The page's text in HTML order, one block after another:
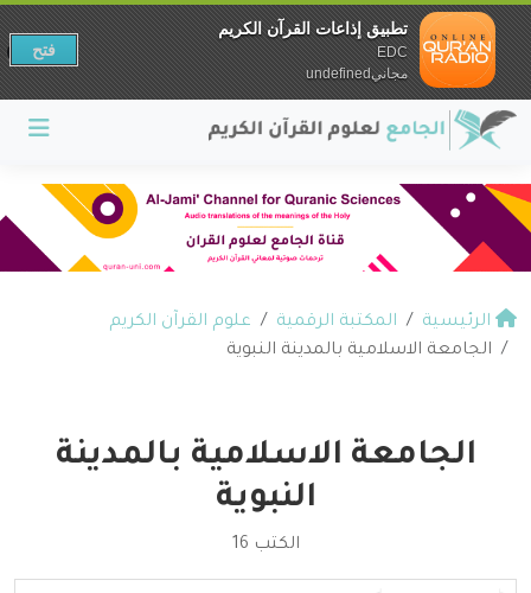
الرئيسية المكتبة الرقمية
علوم القرآن الكريم
الجامعة الاسلامية بالمدينة النبوية
الجامعة الاسلامية بالمدينة
النبوية
الكتب 16
تطبيق إذاعات القرآن الكريم
EDC
مجانيundefined
فتح